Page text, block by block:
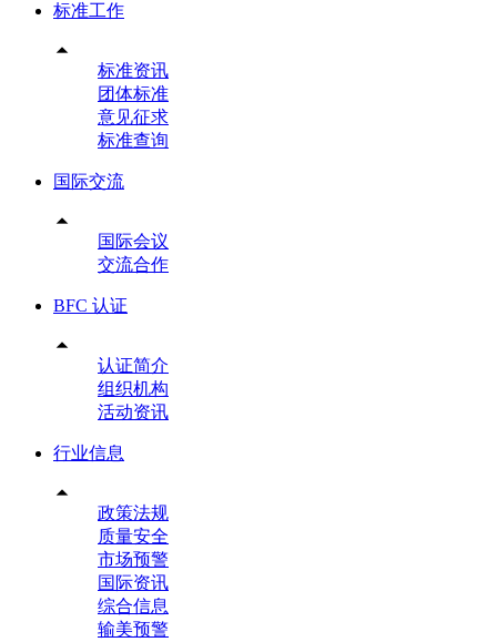
标准工作

标准资讯
团体标准
意见征求
标准查询
国际交流

国际会议
交流合作
BFC 认证

认证简介
组织机构
活动资讯
行业信息

政策法规
质量安全
市场预警
国际资讯
综合信息
输美预警